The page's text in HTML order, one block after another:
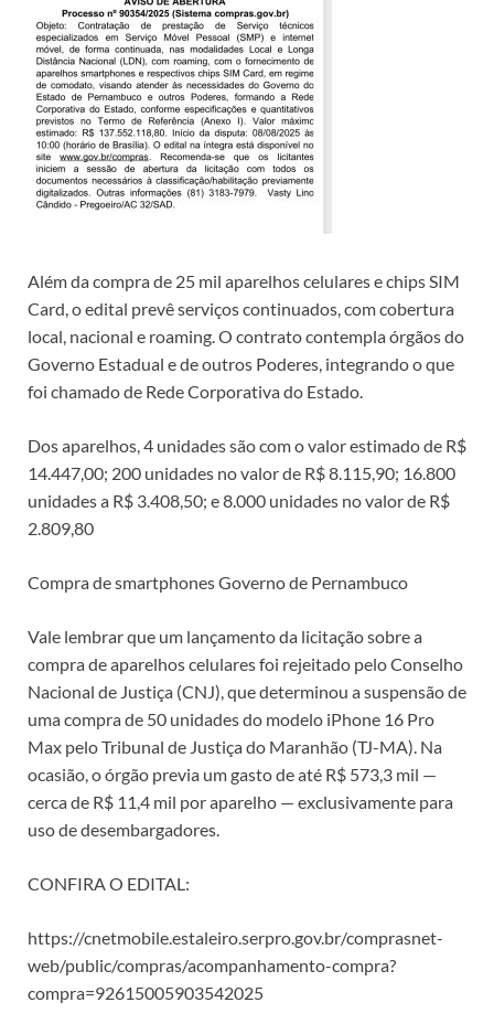
Além da compra de 25 mil aparelhos celulares e chips SIM
Card, o edital prevê serviços continuados, com cobertura
local, nacional e roaming. O contrato contempla órgãos do
Governo Estadual e de outros Poderes, integrando o que
foi chamado de Rede Corporativa do Estado.
Dos aparelhos, 4 unidades são com o valor estimado de R$
14.447,00; 200 unidades no valor de R$ 8.115,90; 16.800
unidades a R$ 3.408,50; e 8.000 unidades no valor de R$
2.809,80
Compra de smartphones Governo de Pernambuco
Vale lembrar que um lançamento da licitação sobre a
compra de aparelhos celulares foi rejeitado pelo Conselho
Nacional de Justiça (CNJ), que determinou a suspensão de
uma compra de 50 unidades do modelo iPhone 16 Pro
Max pelo Tribunal de Justiça do Maranhão (TJ-MA). Na
ocasião, o órgão previa um gasto de até R$ 573,3 mil —
cerca de R$ 11,4 mil por aparelho — exclusivamente para
uso de desembargadores.
CONFIRA O EDITAL:
https://cnetmobile.estaleiro.serpro.gov.br/comprasnet-
web/public/compras/acompanhamento-compra?
compra=92615005903542025